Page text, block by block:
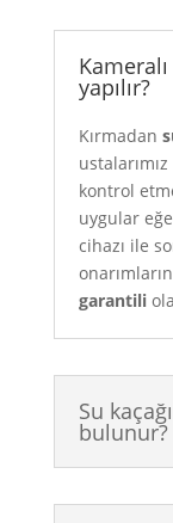
yapılır?
Kırmadan
kontrol
uygular
cihazı ile
garantili
Su
bulunur?